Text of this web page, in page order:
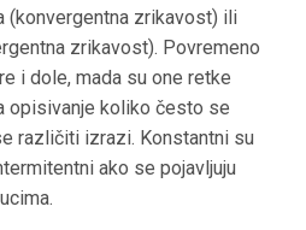
(konvergentna zrikavost) ili
zrikavost). Povremeno
i dole, mada su one retke
opisivanje koliko često se
različiti izrazi. Konstantni su
ako se pojavljuju